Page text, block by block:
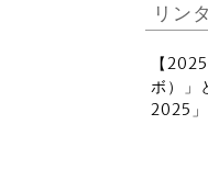
リン
【
ボ）」
2025」